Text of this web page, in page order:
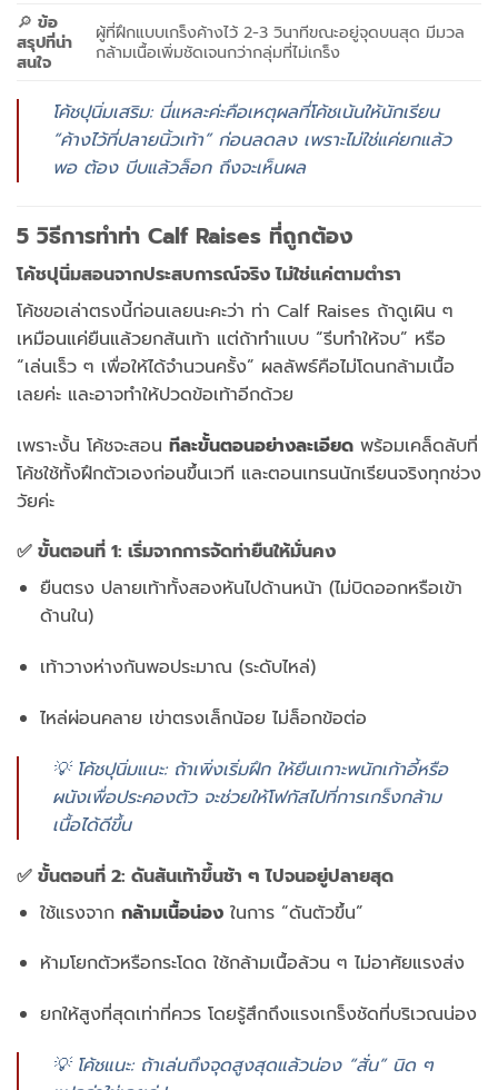
🔎 ข้อ
สรุปที่น่า
สนใจ
ผู้ที่ฝึกแบบเกร็งค้างไว้2-3วินาทีขณะอยู่จุดบนสุด มีมวล
กล้ามเนื้อเพิ่มชัดเจนกว่ากลุ่มที่ไม่เกร็ง
โค้ชปุนิ่มเสริม: นี่แหละค่ะคือเหตุผลที่โค้ชเน้นให้นักเรียน
“ค้างไว้ที่ปลายนิ้วเท้า” ก่อนลดลง เพราะไม่ใช่แค่ยกแล้ว
พอ ต้อง บีบแล้วล็อก ถึงจะเห็นผล
5 วิธีการทำท่า Calf Raises ที่ถูกต้อง
โค้ชปุนิ่มสอนจากประสบการณ์จริงไม่ใช่แค่ตามตำรา
โค้ชขอเล่าตรงนี้ก่อนเลยนะคะว่า ท่า Calf Raises ถ้าดูเผิน ๆ
เหมือนแค่ยืนแล้วยกส้นเท้า แต่ถ้าทำแบบ “รีบทำให้จบ” หรือ
“เล่นเร็ว ๆ เพื่อให้ได้จำนวนครั้ง” ผลลัพธ์คือไม่โดนกล้ามเนื้อ
เลยค่ะ และอาจทำให้ปวดข้อเท้าอีกด้วย
เพราะงั้น โค้ชจะสอน ทีละขั้นตอนอย่างละเอียด พร้อมเคล็ดลับที่
โค้ชใช้ทั้งฝึกตัวเองก่อนขึ้นเวที และตอนเทรนนักเรียนจริงทุกช่วง
วัยค่ะ
✅ ขั้นตอนที่ 1: เริ่มจากการจัดท่ายืนให้มั่นคง
ยืนตรง ปลายเท้าทั้งสองหันไปด้านหน้า (ไม่บิดออกหรือเข้า
ด้านใน)
เท้าวางห่างกันพอประมาณ (ระดับไหล่)
ไหล่ผ่อนคลาย เข่าตรงเล็กน้อย ไม่ล็อกข้อต่อ
💡 โค้ชปุนิ่มแนะ: ถ้าเพิ่งเริ่มฝึก ให้ยืนเกาะพนักเก้าอี้หรือ
ผนังเพื่อประคองตัว จะช่วยให้โฟกัสไปที่การเกร็งกล้าม
เนื้อได้ดีขึ้น
✅ ขั้นตอนที่ 2: ดันส้นเท้าขึ้นช้า ๆไปจนอยู่ปลายสุด
ใช้แรงจาก กล้ามเนื้อน่อง ในการ “ดันตัวขึ้น”
ห้ามโยกตัวหรือกระโดด ใช้กล้ามเนื้อล้วน ๆ ไม่อาศัยแรงส่ง
ยกให้สูงที่สุดเท่าที่ควร โดยรู้สึกถึงแรงเกร็งชัดที่บริเวณน่อง
💡 โค้ชแนะ: ถ้าเล่นถึงจุดสูงสุดแล้วน่อง “สั่น” นิด ๆ